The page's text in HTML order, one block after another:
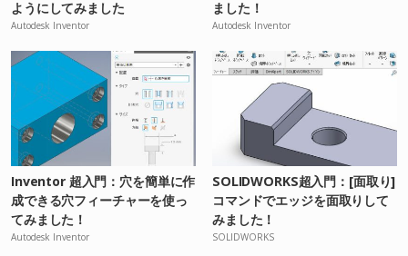
ようにしてみました
Autodesk Inventor
ました！
Autodesk Inventor
Inventor 超入門：穴を簡単に作
成できる穴フィーチャーを使っ
てみました！
Autodesk Inventor
SOLIDWORKS超入門：[面取り]
コマンドでエッジを面取りして
みました！
SOLIDWORKS